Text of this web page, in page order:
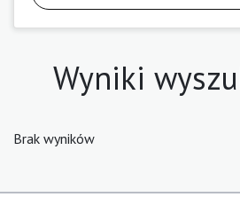
Wyniki
Brak wyników